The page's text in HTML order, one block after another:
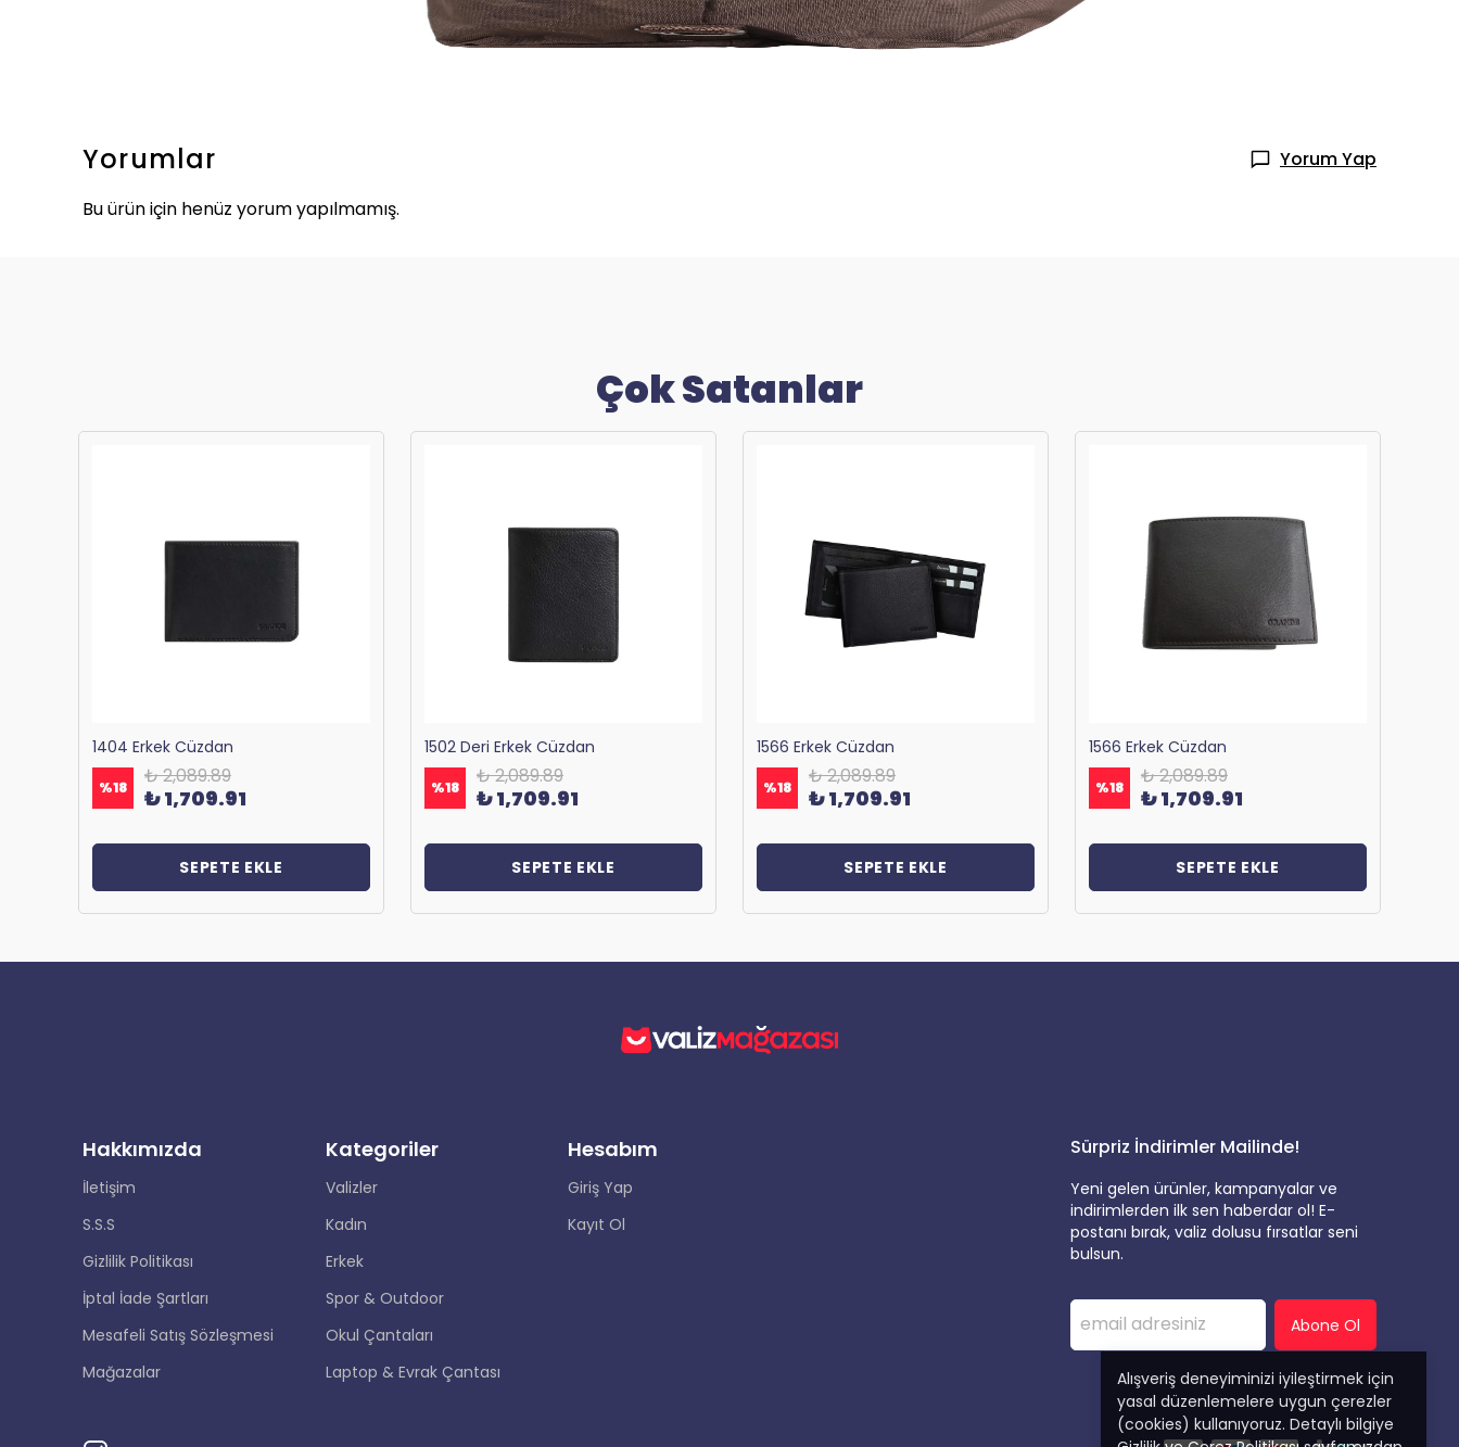
Alışveriş deneyiminizi iyileştirmek için
yasal düzenlemelere uygun çerezler
(cookies) kullanıyoruz. Detaylı bilgiye
Yorumlar
Yorum Yap
Bu ürün için henüz yorum yapılmamış.
Çok Satanlar
1404 Erkek Cüzdan
%18 ₺ 2,089.89
₺ 1,709.91
SEPETE EKLE
1502 Deri Erkek Cüzdan
%18 ₺ 2,089.89
₺ 1,709.91
SEPETE EKLE
1566 Erkek Cüzdan
%18 ₺ 2,089.89
₺ 1,709.91
SEPETE EKLE
1566 Erkek Cüzdan
%18 ₺ 2,089.89
₺ 1,709.91
SEPETE EKLE
Hakkımızda
İletişim
S.S.S
Gizlilik Politikası
İptal İade Şartları
Mesafeli Satış Sözleşmesi
Mağazalar
Kategoriler
Valizler
Kadın
Erkek
Spor & Outdoor
Okul Çantaları
Laptop & Evrak Çantası
Hesabım
Giriş Yap
Kayıt Ol
Sürpriz İndirimler Mailinde!
Yeni gelen ürünler, kampanyalar ve
indirimlerden ilk sen haberdar ol! E-
postanı bırak, valiz dolusu fırsatlar seni
bulsun.
Abone Ol